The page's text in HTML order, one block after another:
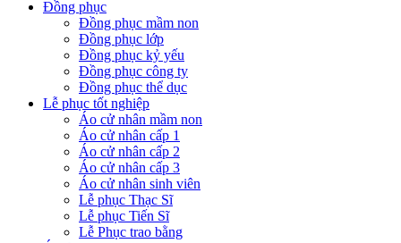
Đồng phục
Đồng phục mầm non
Đồng phục lớp
Đồng phục kỷ yếu
Đồng phục công ty
Đồng phục thể dục
Lễ phục tốt nghiệp
Áo cử nhân mầm non
Áo cử nhân cấp 1
Áo cử nhân cấp 2
Áo cử nhân cấp 3
Áo cử nhân sinh viên
Lễ phục Thạc Sĩ
Lễ phục Tiến Sĩ
Lễ Phục trao bằng